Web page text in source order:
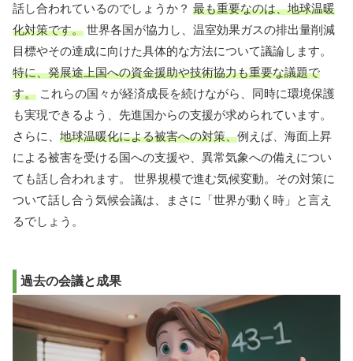
話し合われているのでしょうか？ 最も重要なのは、地球温暖
化対策です。 世界各国が協力し、温室効果ガスの排出量削減
目標やその達成に向けた具体的な方法について議論します。
特に、発展途上国への資金援助や技術協力も重要な議題で
す。 これらの国々が経済成長を続けながら、同時に環境保護
も実現できるよう、先進国からの支援が求められています。
さらに、 地球温暖化による被害への対策、例えば、海面上昇
による被害を受ける国への支援や、異常気象への備えについ
ても話し合われます。 世界規模で進む気候変動。その対策に
ついて話し合う気候会議は、まさに「世界が動く時」と言え
るでしょう。
過去の会議と成果